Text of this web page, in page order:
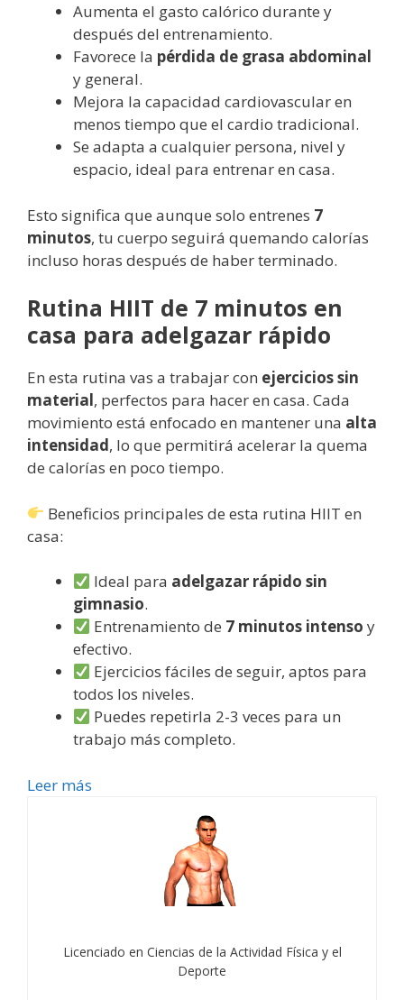
Aumenta el gasto calórico durante y
después del entrenamiento.
Favorece la pérdida de grasa abdominal
y general.
Mejora la capacidad cardiovascular en
menos tiempo que el cardio tradicional.
Se adapta a cualquier persona, nivel y
espacio, ideal para entrenar en casa.
Esto significa que aunque solo entrenes 7
minutos, tu cuerpo seguirá quemando calorías
incluso horas después de haber terminado.
Rutina HIIT de 7 minutos en
casa para adelgazar rápido
En esta rutina vas a trabajar con ejercicios sin
material, perfectos para hacer en casa. Cada
movimiento está enfocado en mantener una alta
intensidad, lo que permitirá acelerar la quema
de calorías en poco tiempo.
Beneficios principales de esta rutina HIIT en
casa:
Ideal para adelgazar rápido sin
gimnasio.
Entrenamiento de 7 minutos intenso y
efectivo.
Ejercicios fáciles de seguir, aptos para
todos los niveles.
Puedes repetirla 2-3 veces para un
trabajo más completo.
Leer más
Licenciado en Ciencias de la Actividad Física y el
Deporte